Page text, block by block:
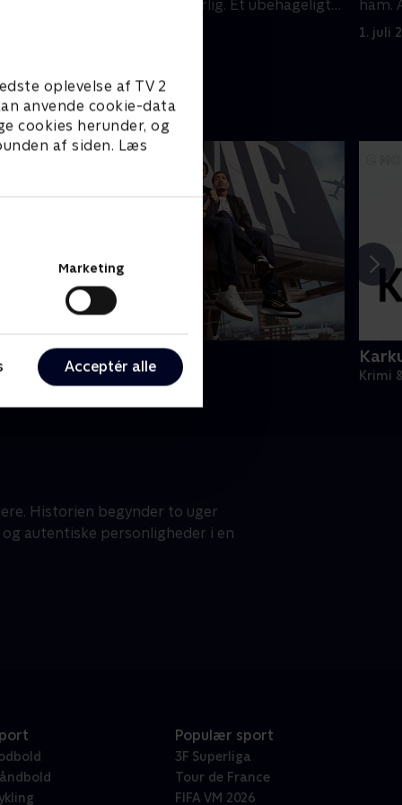
oplevelse af TV 2
anvende cookie-data
cookies herunder, og
af siden. Læs
Marketing
Acceptér alle
situation er livsfarlig. Et ubehageligt
ham.
1. juli
& Spænding • 3 sæsoner Krimi
Historien begynder to uger
autentiske personligheder i en
Populær sport
3F Superliga
Tour de France
FIFA VM 2026